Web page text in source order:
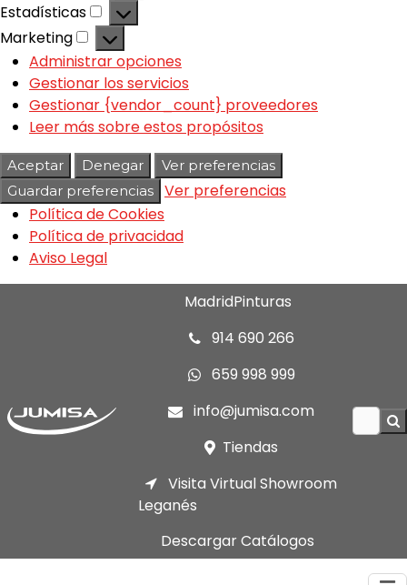
Estadísticas
Marketing
Administrar opciones
Gestionar los servicios
Gestionar {vendor_count} proveedores
Leer más sobre estos propósitos
Aceptar Denegar
Ver preferencias
Guardar preferencias
Ver preferencias
Política de Cookies
Política de privacidad
Aviso Legal
MadridPinturas
914 690 266
659 998 999
info@jumisa.com
Tiendas
Visita Virtual Showroom
Leganés
Descargar Catálogos